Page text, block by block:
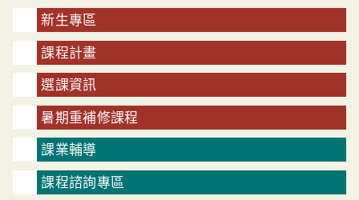
新生專區
課程計畫
選課資訊
暑期重補修課程
課業輔導
課程諮詢專區